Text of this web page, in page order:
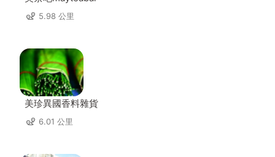
5.98 公里
美珍異國香料雜貨
6.01 公里